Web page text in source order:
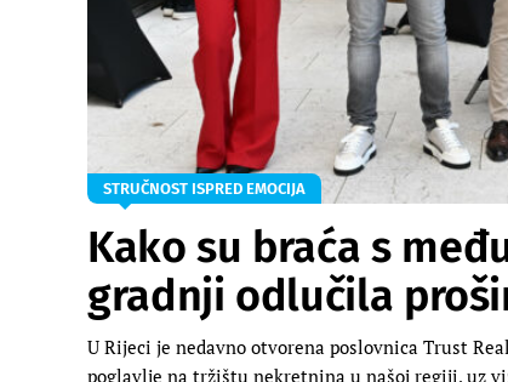
STRUČNOST ISPRED EMOCIJA
Kako su braća s
gradnji odlučila
U Rijeci je nedavno otvorena poslovnica Trust
poglavlje na tržištu nekretnina u našoj regiji, uz